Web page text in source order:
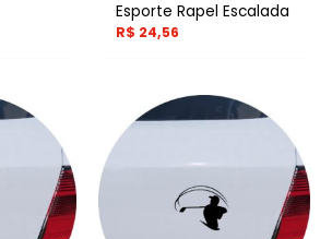
Esporte Rapel Escalada
R$ 24,56